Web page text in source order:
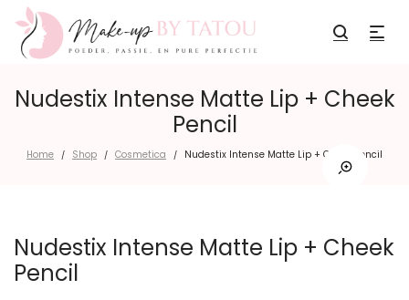
Nudestix Intense Matte Lip + Cheek
Pencil
Home / Shop / Cosmetica / Nudestix Intense Matte Lip + Cheek Pencil
Nudestix Intense Matte Lip + Cheek
Pencil